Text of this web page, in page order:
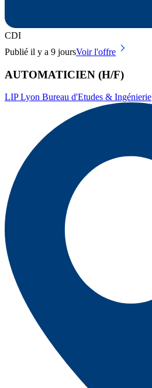
CDI
Publié il y a 9 joursVoir l'offre
AUTOMATICIEN (H/F)
LIP Lyon Bureau d'Etudes & Ingénierie